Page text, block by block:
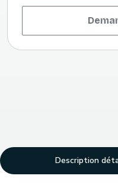
Description